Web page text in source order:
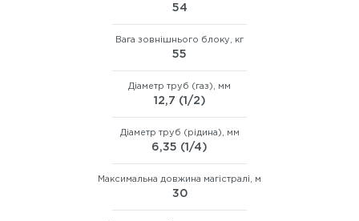
54
Вага зовнішнього блоку, кг
55
Діаметр труб (газ), мм
12,7 (1/2)
Діаметр труб (рідина), мм
6,35 (1/4)
Максимальна довжина магістралі, м
30